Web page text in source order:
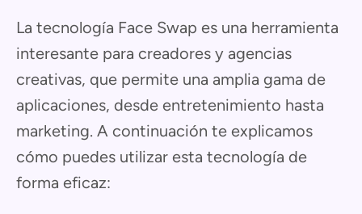
La tecnología Face Swap es una herramienta
interesante para creadores y agencias
creativas, que permite una amplia gama de
aplicaciones, desde entretenimiento hasta
marketing. A continuación te explicamos
cómo puedes utilizar esta tecnología de
forma eficaz: